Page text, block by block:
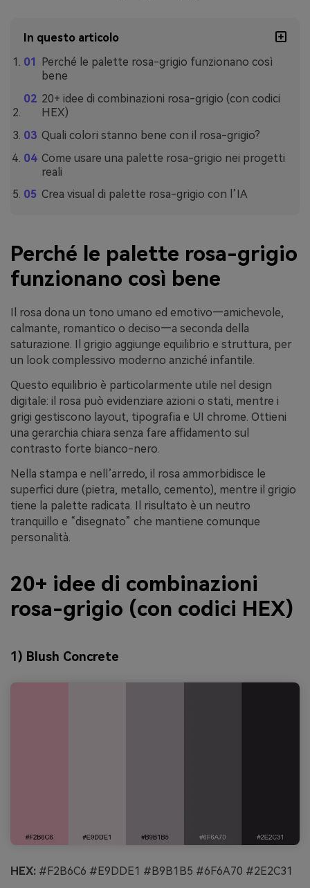
In questo articolo
Perché le palette rosa-grigio funzionano così
bene
20+ idee di combinazioni rosa-grigio (con codici
HEX)
Quali colori stanno bene con il rosa-grigio?
Come usare una palette rosa-grigio nei progetti
reali
Crea visual di palette rosa-grigio con l’IA
Perché le palette rosa-grigio
funzionano così bene
Il rosa dona un tono umano ed emotivo—amichevole,
calmante, romantico o deciso—a seconda della
saturazione. Il grigio aggiunge equilibrio e struttura, per
un look complessivo moderno anziché infantile.
Questo equilibrio è particolarmente utile nel design
digitale: il rosa può evidenziare azioni o stati, mentre i
grigi gestiscono layout, tipografia e UI chrome. Ottieni
una gerarchia chiara senza fare affidamento sul
contrasto forte bianco-nero.
Nella stampa e nell’arredo, il rosa ammorbidisce le
superfici dure (pietra, metallo, cemento), mentre il grigio
tiene la palette radicata. Il risultato è un neutro
tranquillo e “disegnato” che mantiene comunque
personalità.
20+ idee di combinazioni
rosa-grigio (con codici HEX)
1) Blush Concrete
HEX: #F2B6C6 #E9DDE1 #B9B1B5 #6F6A70 #2E2C31